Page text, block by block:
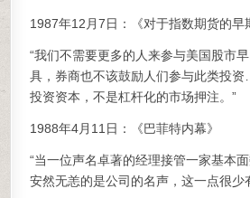
1987年12月7日：《对于指数期货的早
“我们不需要更多的人来参与美国股市
具，券商也不该鼓励人们参与此类投
投资资本，不是杠杆化的市场押注。”
1988年4月11日：《巴菲特内幕》
“当一位声名卓著的经理接管一家基本
安然无恙的是公司的名声，这一点很少